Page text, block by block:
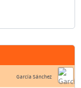
García Sánchez